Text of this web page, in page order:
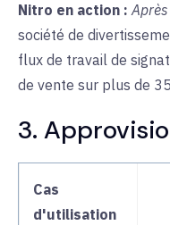
Nitro en action : Après
société de
flux de travail de
de vente sur plus de
3.
Cas
d'utilisation